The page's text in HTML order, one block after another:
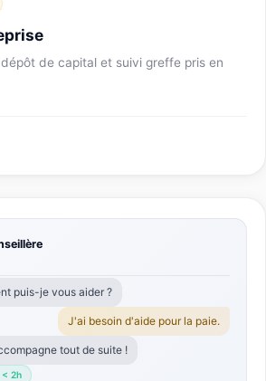
de capital et suivi greffe pris en
puis-je vous aider ?
J'ai besoin d'aide pour la paie.
tout de suite !
< 2h